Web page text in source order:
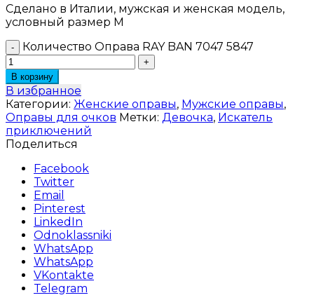
Сделано в Италии, мужская и женская модель,
условный размер М
Количество Оправа RAY BAN 7047 5847
В корзину
В избранное
Категории: Женские оправы, Мужские оправы,
Оправы для очков Метки: Девочка, Искатель
приключений
Поделиться
Facebook
Twitter
Email
Pinterest
LinkedIn
Odnoklassniki
WhatsApp
WhatsApp
VKontakte
Telegram